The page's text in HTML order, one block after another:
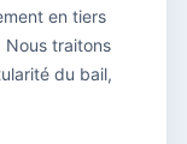
en tiers
Nous traitons
du bail,